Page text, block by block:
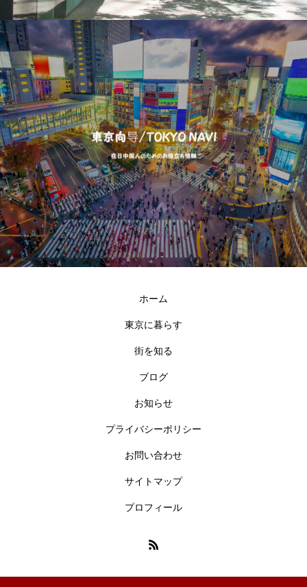
ホーム
東京に暮らす
街を知る
ブログ
お知らせ
プライバシーポリシー
お問い合わせ
サイトマップ
プロフィール